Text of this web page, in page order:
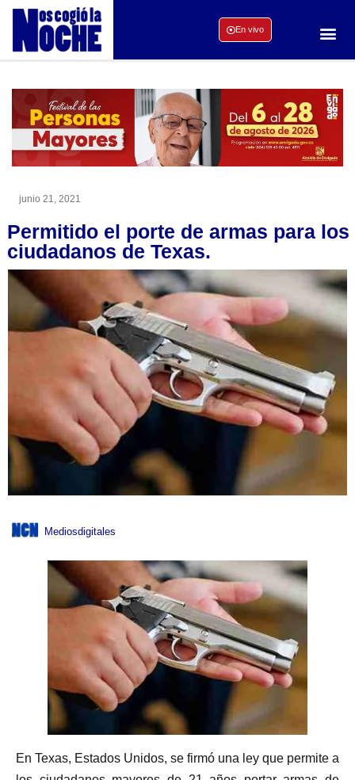
En vivo
junio 21, 2021
Permitido el porte de armas para los
ciudadanos de Texas.
Mediosdigitales
En Texas, Estados Unidos, se firmó una ley que permite a